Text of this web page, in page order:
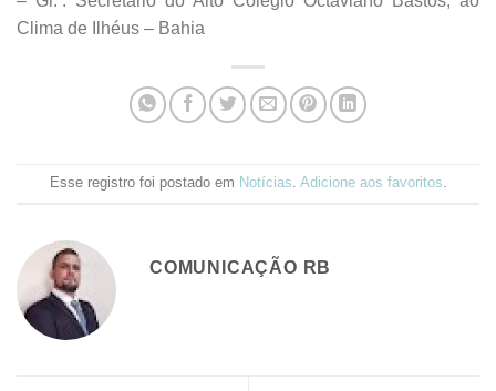
Clima de Ilhéus – Bahia
Esse registro foi postado em Notícias. Adicione aos favoritos.
COMUNICAÇÃO RB